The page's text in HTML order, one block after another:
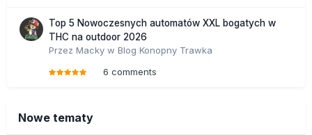
Top 5 Nowoczesnych automatów XXL bogatych w
THC na outdoor 2026
Przez Macky w Blog Konopny Trawka
6 comments
Nowe tematy